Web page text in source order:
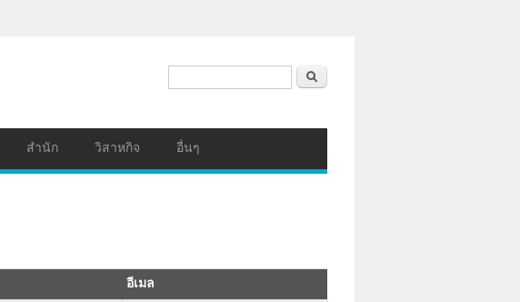
ค้นหา
สำนัก วิสาหกิจ อื่นๆ
อีเมล